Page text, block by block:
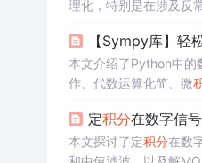
理化，特别是在涉及反
【Sympy库】轻
本文介绍了Python中的
作、代数运算化简、微
定积分在数字信号
本文探讨了定积分在数